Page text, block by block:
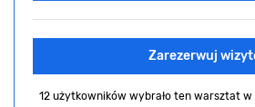
Zarezerwuj
12 użytkowników wybrało ten warsztat w